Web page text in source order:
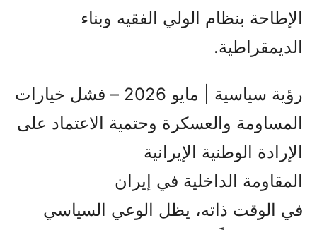
الإطاحة بنظام الولي الفقيه وبناء
الديمقراطية.
رؤية سياسية | مايو 2026 – فشل خيارات
المساومة والعسكرة وحتمية الاعتماد على
الإرادة الوطنية الإيرانية
المقاومة الداخلية في إيران
في الوقت ذاته، يظل الوعي السياسي